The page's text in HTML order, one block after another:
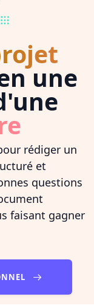
une
rédiger un
et
questions
faisant gagner